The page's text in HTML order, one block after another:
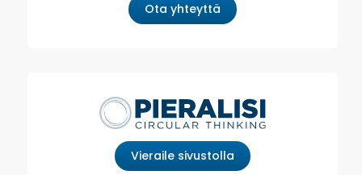
Ota yhteyttä
Vieraile sivustolla